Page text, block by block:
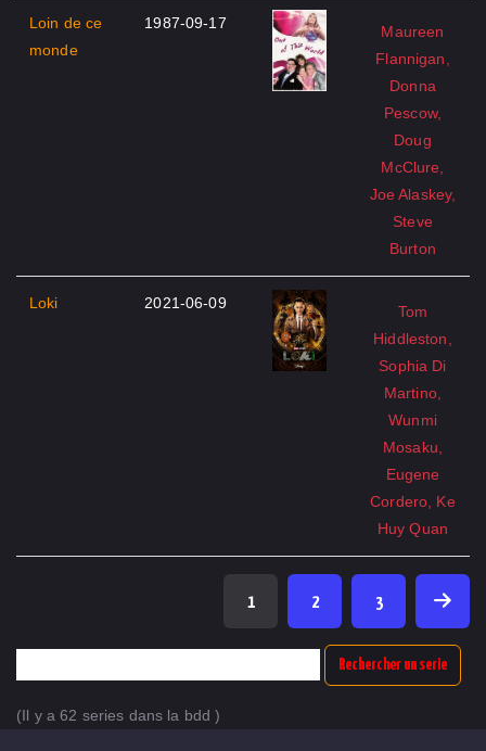
Loin de ce
monde
1987-09-17
Maureen
Flannigan,
Donna
Pescow,
Doug
McClure,
Joe Alaskey,
Steve
Burton
Loki 2021-06-09
Tom
Hiddleston,
Sophia Di
Martino,
Wunmi
Mosaku,
Eugene
Cordero, Ke
Huy Quan
1 2 3
Rechercher un serie
(Il y a 62 series dans la bdd )